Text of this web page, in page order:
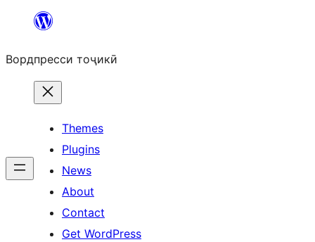
content
Вордпресси тоҷикӣ
Themes
Plugins
News
About
Contact
Get WordPress